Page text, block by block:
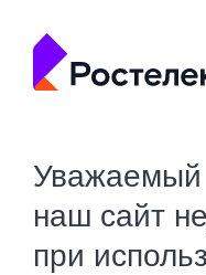
Уважаемый
наш сайт
при